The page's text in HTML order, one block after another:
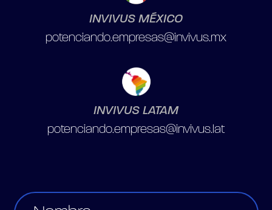
INVIVUS MÉXICO
potenciando.empresas@invivus.mx
INVIVUS LATAM
potenciando.empresas@invivus.lat